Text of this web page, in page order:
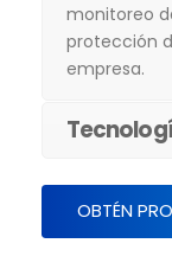
monitoreo
protección
empresa.
OBTÉN